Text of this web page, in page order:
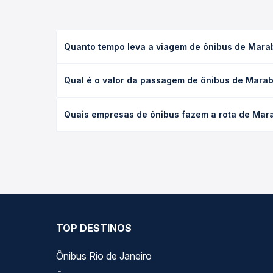
Quanto tempo leva a viagem de ônibus de
leito) e as condições de tráfego. Na Quero
Qual é o valor da passagem de ônibus de
antecedência da compra. Na Quero Passagem
Quais empresas de ônibus fazem a rota de
TOP DESTINOS
Ônibus Rio de Janeiro